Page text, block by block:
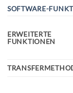
SOFTWARE-
ERWEITERTE
FUNKTIONEN